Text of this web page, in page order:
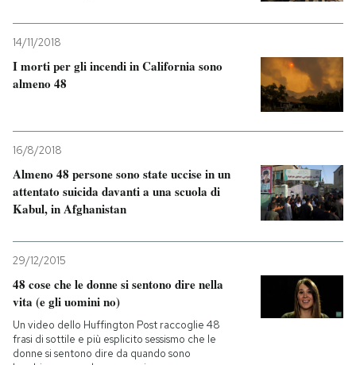
14/11/2018
I morti per gli incendi in California sono
almeno 48
16/8/2018
Almeno 48 persone sono state uccise in un
attentato suicida davanti a una scuola di
Kabul, in Afghanistan
29/12/2015
48 cose che le donne si sentono dire nella
vita (e gli uomini no)
Un video dello Huffington Post raccoglie 48
frasi di sottile e più esplicito sessismo che le
donne si sentono dire da quando sono